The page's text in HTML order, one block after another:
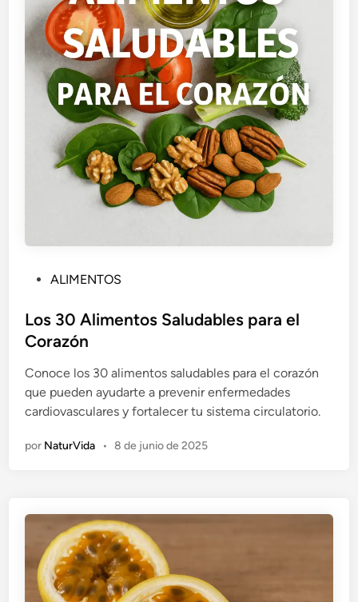
b
l
c
a
d
e
ALIMENTOS
Los 30 Alimentos Saludables para el
Corazón
Conoce los 30 alimentos saludables para el corazón
que pueden ayudarte a prevenir enfermedades
cardiovasculares y fortalecer tu sistema circulatorio.
por NaturVida • 8 de junio de 2025